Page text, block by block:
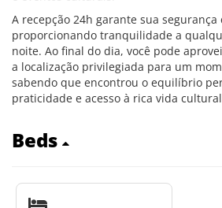
A recepção 24h garante sua segurança
proporcionando tranquilidade a
noite. Ao final do dia, você pode
a localização privilegiada para um
sabendo que encontrou o equilíbrio
praticidade e acesso à rica vida
Beds